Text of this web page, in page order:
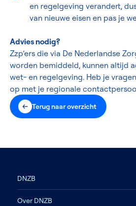
en regelgeving verandert,
van nieuwe eisen en pas je
Advies nodig?
Zzp’ers die via De Nederlandse
worden bemiddeld, kunnen altijd
wet- en regelgeving. Heb je
op met je regionale
Terug naar overzicht
DNZB
Over DNZB